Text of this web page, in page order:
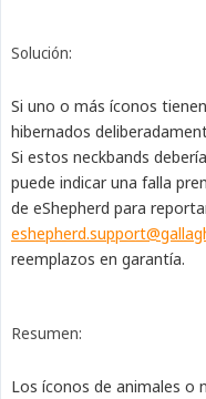
Solución:
Si uno o más íconos
hibernados
Si estos neckbands
puede indicar una falla
de eShepherd para
reemplazos en garantía.
Resumen:
Los íconos de animales o